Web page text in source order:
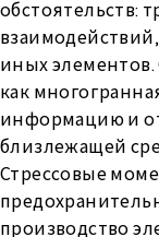
обстоятельств:
иных
как
информацию и
близлежащей
Стрессовые
производство